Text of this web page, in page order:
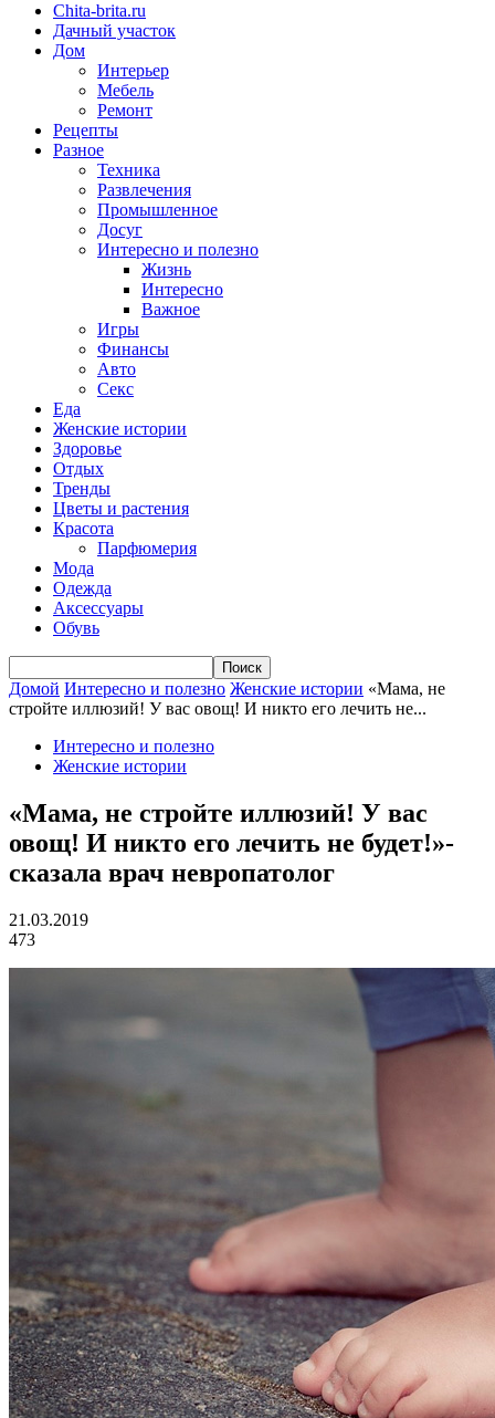
Chita-brita.ru
Дачный участок
Дом
Интерьер
Мебель
Ремонт
Рецепты
Разное
Техника
Развлечения
Промышленное
Досуг
Интересно и полезно
Жизнь
Интересно
Важное
Игры
Финансы
Авто
Секс
Еда
Женские истории
Здоровье
Отдых
Тренды
Цветы и растения
Красота
Парфюмерия
Мода
Одежда
Аксессуары
Обувь
Домой Интересно и полезно Женские истории «Мама, не
стройте иллюзий! У вас овощ! И никто его лечить не...
Интересно и полезно
Женские истории
«Мама, не стройте иллюзий! У вас
овощ! И никто его лечить не будет!»-
сказала врач невропатолог
21.03.2019
473